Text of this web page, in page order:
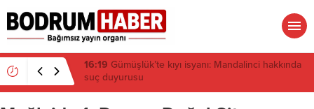
15:45 Bülent Eczacıbaşı Fen Lisesi’nde 4 yıl geçti,
hâlâ proje konuşuluyor